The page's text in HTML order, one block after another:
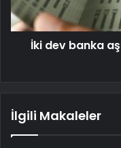
İki dev banka
İlgili Makaleler